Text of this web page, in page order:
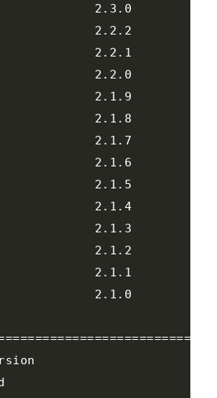
2.3.0
2.2.2
2.2.1
2.2.0
2.1.9
2.1.8
2.1.7
2.1.6
2.1.5
2.1.4
2.1.3
2.1.2
2.1.1
2.1.0